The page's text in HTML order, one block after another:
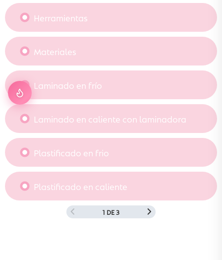
Herramientas
Materiales
Laminado en frío
Laminado en caliente con laminadora
Plastificado en frio
Plastificado en caliente
1 DE 3